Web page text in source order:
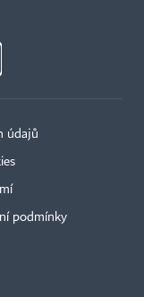
údajů
podmínky